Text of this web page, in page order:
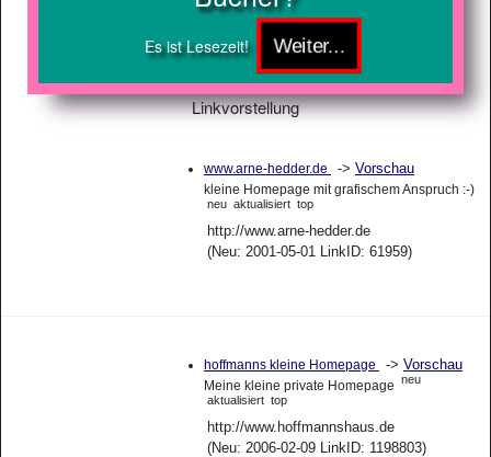
Es ist Lesezeit!
Linkvorstellung
www.arne-hedder.de -> Vorschau
kleine Homepage mit grafischem Anspruch :-)
neu aktualisiert top
http://www.arne-hedder.de
(Neu: 2001-05-01 LinkID: 61959)
hoffmanns kleine Homepage -> Vorschau
Meine kleine private Homepage neu
aktualisiert top
http://www.hoffmannshaus.de
(Neu: 2006-02-09 LinkID: 1198803)